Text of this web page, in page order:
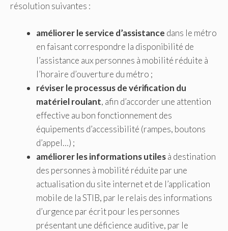
résolution suivantes :
améliorer le service d’assistance dans le métro
en faisant correspondre la disponibilité de
l’assistance aux personnes à mobilité réduite à
l’horaire d’ouverture du métro ;
réviser le processus de vérification du
matériel roulant, afin d’accorder une attention
effective au bon fonctionnement des
équipements d’accessibilité (rampes, boutons
d’appel…) ;
améliorer les informations utilesà destination
des personnes à mobilité réduite par une
actualisation du site internet et de l’application
mobile de la STIB, par le relais des informations
d’urgence par écrit pour les personnes
présentant une déficience auditive, par le